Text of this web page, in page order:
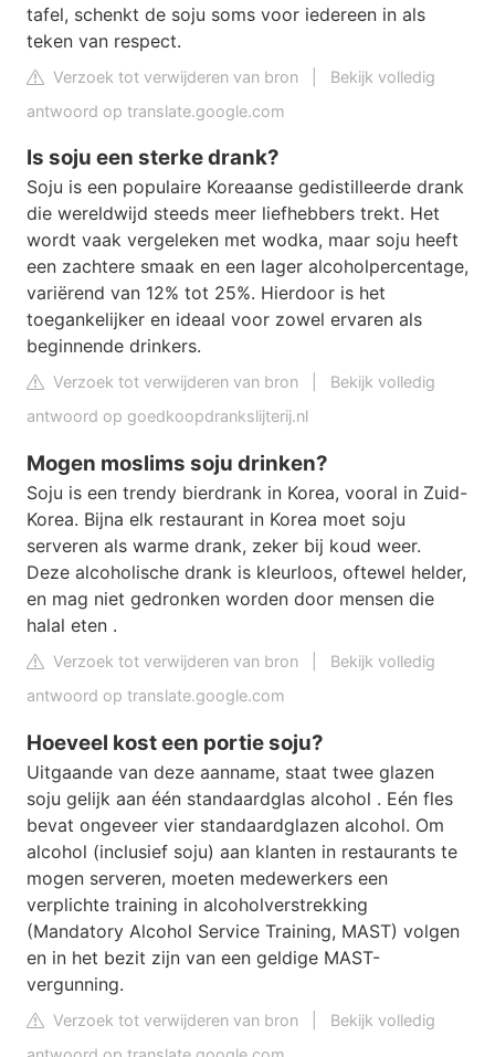
tafel, schenkt de soju soms voor iedereen in als
teken van respect.
Verzoek tot verwijderen van bron
Bekijk volledig
antwoord op translate.google.com
Is soju een sterke drank?
Soju is een populaire Koreaanse gedistilleerde drank
die wereldwijd steeds meer liefhebbers trekt. Het
wordt vaak vergeleken met wodka, maar soju heeft
een zachtere smaak en een lager alcoholpercentage,
variërend van 12% tot 25%. Hierdoor is het
toegankelijker en ideaal voor zowel ervaren als
beginnende drinkers.
Verzoek tot verwijderen van bron
Bekijk volledig
antwoord op goedkoopdrankslijterij.nl
Mogen moslims soju drinken?
Soju is een trendy bierdrank in Korea, vooral in Zuid-
Korea. Bijna elk restaurant in Korea moet soju
serveren als warme drank, zeker bij koud weer.
Deze alcoholische drank is kleurloos, oftewel helder,
en mag niet gedronken worden door mensen die
halal eten .
Verzoek tot verwijderen van bron
Bekijk volledig
antwoord op translate.google.com
Hoeveel kost een portie soju?
Uitgaande van deze aanname, staat twee glazen
soju gelijk aan één standaardglas alcohol . Eén fles
bevat ongeveer vier standaardglazen alcohol. Om
alcohol (inclusief soju) aan klanten in restaurants te
mogen serveren, moeten medewerkers een
verplichte training in alcoholverstrekking
(Mandatory Alcohol Service Training, MAST) volgen
en in het bezit zijn van een geldige MAST-
vergunning.
Verzoek tot verwijderen van bron
Bekijk volledig